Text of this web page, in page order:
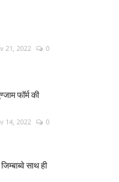
21, 2022
0
फॉर्म की
14, 2022
0
साथ ही